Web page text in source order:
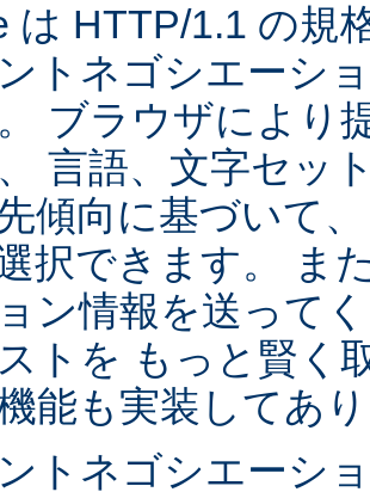
は HTTP/1.1 の規
トネゴシエーシ
ブラウザにより
言語、文字セッ
傾向に基づいて
択できます。 ま
ン情報を送って
トを もっと賢く
能も実装してあ
トネゴシエーシ